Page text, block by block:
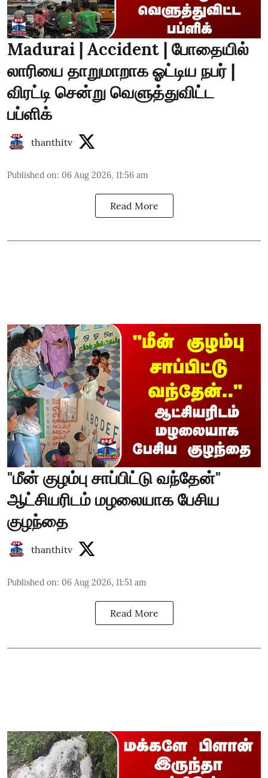
Madurai | Accident | போதையில்
லாரியை தாறுமாறாக ஓட்டிய நபர் |
விரட்டி சென்று வெளுத்துவிட்ட
பப்ளிக்
thanthitv
Published on: 06 Aug 2026, 11:56 am
Read More
"மீன் குழம்பு சாப்பிட்டு வந்தேன்"
ஆட்சியரிடம் மழலையாக பேசிய
குழந்தை
thanthitv
Published on: 06 Aug 2026, 11:51 am
Read More